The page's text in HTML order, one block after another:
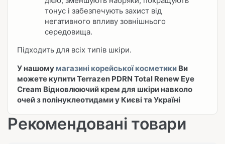
тонус і забезпечують захист від
негативного впливу зовнішнього
середовища.
Підходить для всіх типів шкіри.
У нашому магазині корейської косметики Ви
можете купити Terrazen PDRN Total Renew Eye
Cream Відновлюючий крем для шкіри навколо
очей з полінуклеотидами у Києві та Україні
Рекомендовані товари